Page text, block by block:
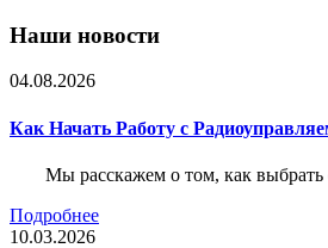
Наши новости
04.08.2026
Как Начать Работу с
Мы расскажем о том, как выбрать
Подробнее
10.03.2026